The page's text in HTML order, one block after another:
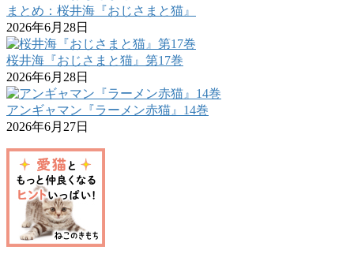
まとめ：桜井海『おじさまと猫』
2026年6月28日
桜井海『おじさまと猫』第17巻
2026年6月28日
アンギャマン『ラーメン赤猫』14巻
2026年6月27日